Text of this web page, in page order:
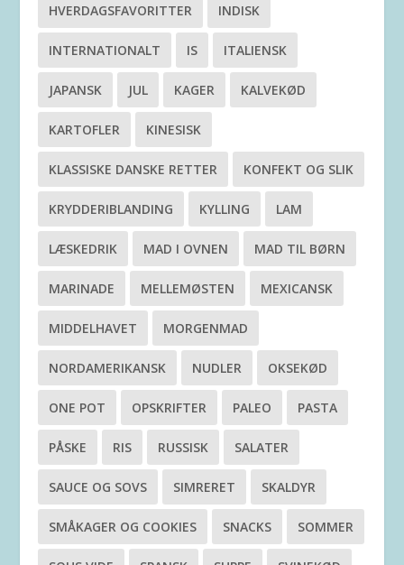
HVERDAGSFAVORITTER INDISK
INTERNATIONALT IS ITALIENSK
JAPANSK JUL KAGER KALVEKØD
KARTOFLER KINESISK
KLASSISKE DANSKE RETTER KONFEKT OG SLIK
KRYDDERIBLANDING KYLLING LAM
LÆSKEDRIK MAD I OVNEN MAD TIL BØRN
MARINADE MELLEMØSTEN MEXICANSK
MIDDELHAVET MORGENMAD
NORDAMERIKANSK NUDLER OKSEKØD
ONE POT OPSKRIFTER PALEO PASTA
PÅSKE RIS RUSSISK SALATER
SAUCE OG SOVS SIMRERET SKALDYR
SMÅKAGER OG COOKIES SNACKS SOMMER